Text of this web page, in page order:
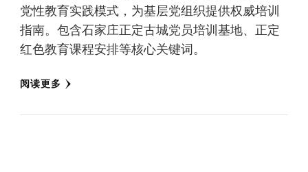
党性教育实践模式，为基层党组织提供权威培训
指南。包含石家庄正定古城党员培训基地、正定
红色教育课程安排等核心关键词。
阅读更多